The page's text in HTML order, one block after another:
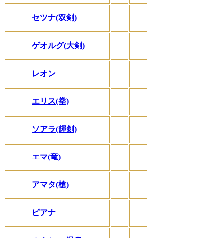
セツナ(双剣)
ゲオルグ(大剣)
レオン
エリス(拳)
ソアラ(輝剣)
エマ(竜)
アマタ(槍)
ピアナ